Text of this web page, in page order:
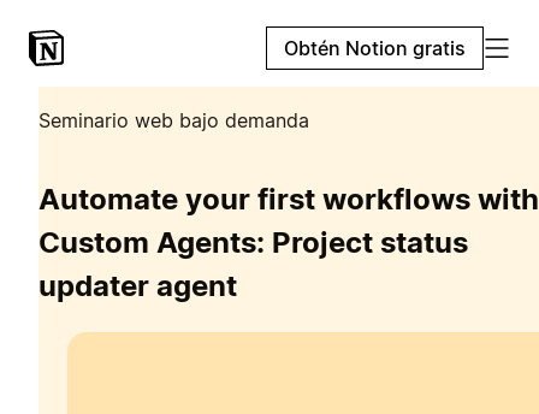
Obtén Notion gratis
Seminario web bajo demanda
Automate your first workflows with
Custom Agents: Project status
updater agent